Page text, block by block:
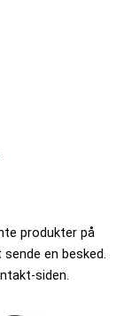
produkter på
en besked.
siden.